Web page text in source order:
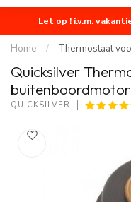
Let op ! i.v.m.
Home / Thermostaat
Quicksilver
buitenboordmotor
QUICKSILVER